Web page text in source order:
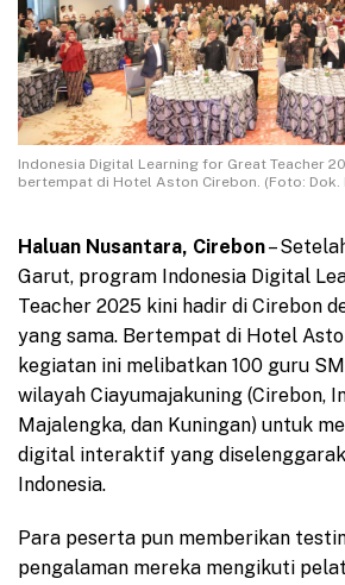
Indonesia Digital Learning for Great Teacher
bertempat di Hotel Aston Cirebon. (Foto: Dok.
Haluan Nusantara, Cirebon–
Garut, program Indonesia Digital
Teacher 2025 kini hadir di Cirebon
yang sama. Bertempat di Hotel
kegiatan ini melibatkan 100 guru
wilayah Ciayumajakuning (Cirebon,
Majalengka, dan Kuningan) untuk
digital interaktif yang
Indonesia.
Para peserta pun memberikan
pengalaman mereka mengikuti